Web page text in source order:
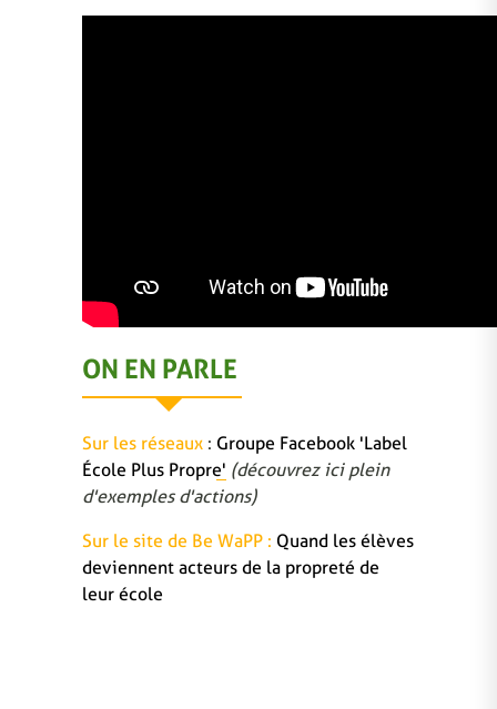
ON EN PARLE
Sur les réseaux : Groupe Facebook 'Label
École Plus Propre' (découvrez ici plein
d'exemples d'actions)
Sur le site de Be WaPP : Quand les élèves
deviennent acteurs de la propreté de
leur école